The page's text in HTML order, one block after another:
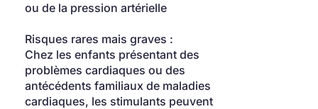
ou de la pression artérielle
Risques rares mais graves :
Chez les enfants présentant des
problèmes cardiaques ou des
antécédents familiaux de maladies
cardiaques, les stimulants peuvent